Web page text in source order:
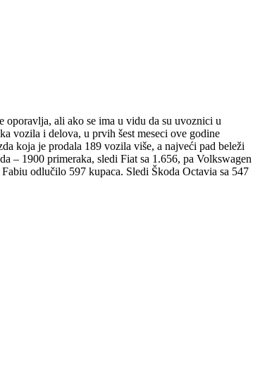
oporavlja, ali ako se ima u vidu da su uvoznici u
vozila i delova, u prvih šest meseci ove godine
koja je prodala 189 vozila više, a najveći pad beleži
– 1900 primeraka, sledi Fiat sa 1.656, pa Volkswagen
odlučilo 597 kupaca. Sledi Škoda Octavia sa 547